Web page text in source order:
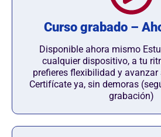
Curso grabado –
Disponible ahora mismo
cualquier dispositivo, a tu
prefieres flexibilidad y
Certifícate ya, sin demoras
grabación)